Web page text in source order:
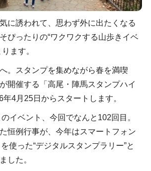
に誘われて、思わず外に出たくなる
ぴったりの“ワクワクする山歩きイベ
ます。
。スタンプを集めながら春を満喫
開催する「高尾・陣馬スタンプハイ
4月25日からスタートします。
イベント、今回でなんと102回目。
恒例行事が、今年はスマートフォン
使った“デジタルスタンプラリー”と
した。